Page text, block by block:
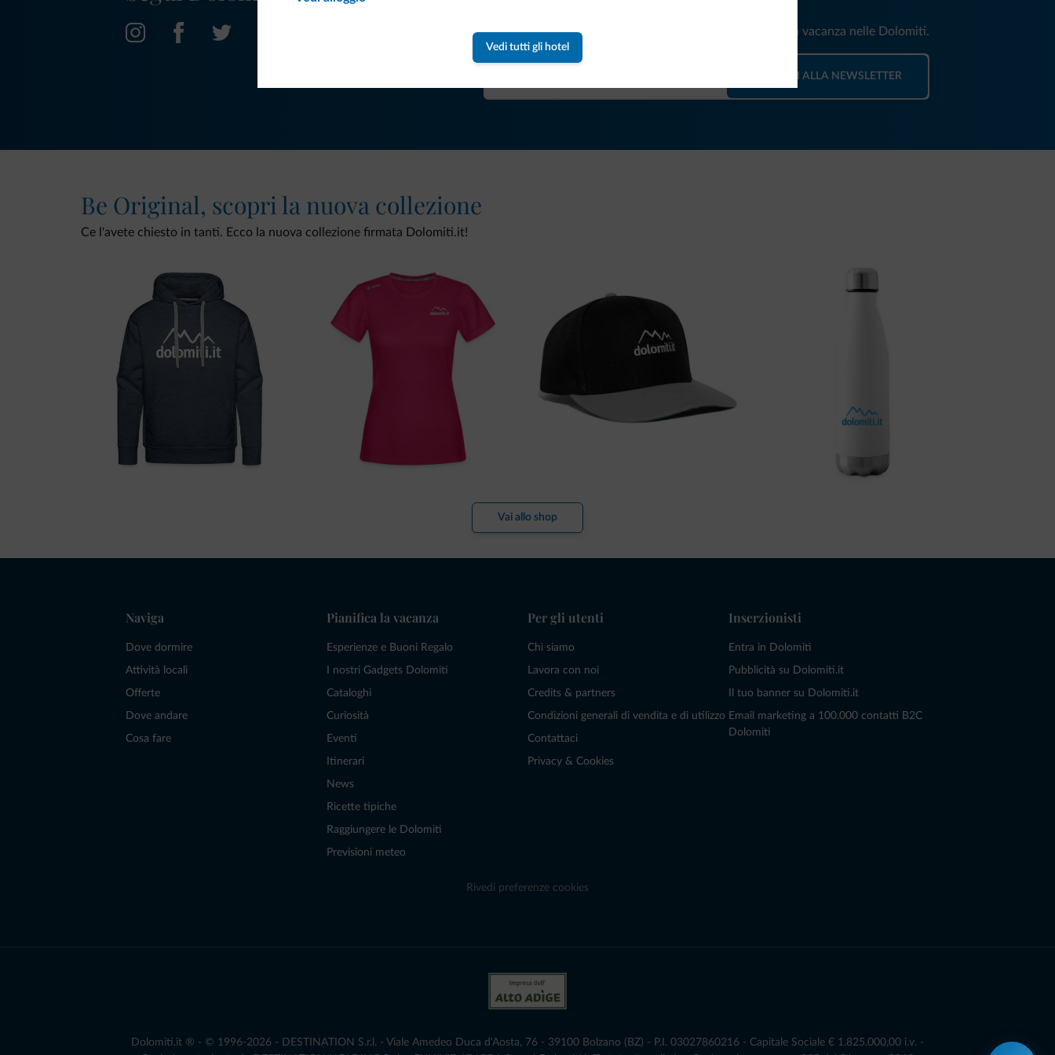
Vedi tutti gli hotel
Riceverai informazioni, offerte esclusive e news per la tua vacanza nelle Dolomiti.
ISCRIVITI ALLA NEWSLETTER
Be Original, scopri la nuova collezione
Ce l'avete chiesto in tanti. Ecco la nuova collezione firmata Dolomiti.it!
Vai allo shop
Naviga
Dove dormire
Attività locali
Offerte
Dove andare
Cosa fare
Pianifica la vacanza
Esperienze e Buoni Regalo
I nostri Gadgets Dolomiti
Cataloghi
Curiosità
Eventi
Itinerari
News
Ricette tipiche
Raggiungere le Dolomiti
Previsioni meteo
Per gli utenti
Chi siamo
Lavora con noi
Credits & partners
Condizioni generali di vendita e di utilizzo
Contattaci
Privacy & Cookies
Inserzionisti
Entra in Dolomiti
Pubblicità su Dolomiti.it
Il tuo banner su Dolomiti.it
Email marketing a 100.000 contatti B2C
Dolomiti
Rivedi preferenze cookies
Dolomiti.it ® - © 1996-2026 - DESTINATION S.r.l. - Viale Amedeo Duca d'Aosta, 76 - 39100 Bolzano (BZ) - P.I. 03027860216 - Capitale Sociale € 1.825.000,00 i.v. -